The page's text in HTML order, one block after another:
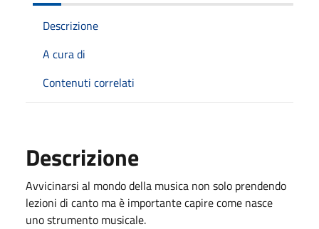
Descrizione
A cura di
Contenuti correlati
Descrizione
Avvicinarsi al mondo della musica non solo prendendo
lezioni di canto ma è importante capire come nasce
uno strumento musicale.